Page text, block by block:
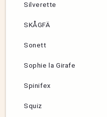
Silverette
SKÅGFÄ
Sonett
Sophie la Girafe
Spinifex
Squiz